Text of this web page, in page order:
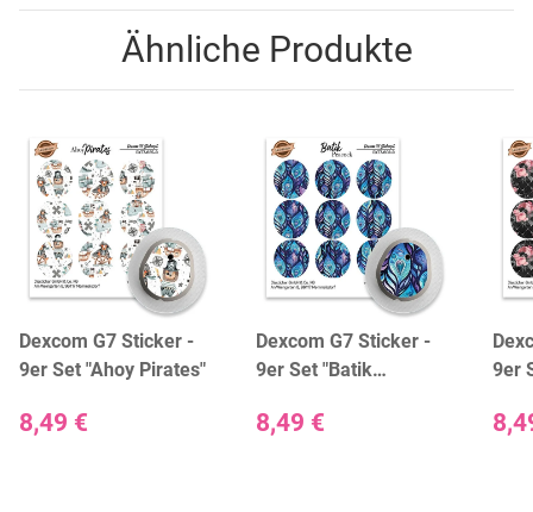
Ähnliche Produkte
Dexcom G7 Sticker -
9er Set "Ahoy Pirates"
8,49 €
Dexcom G7 Sticker -
9er Set "Batik
8,49 €
9er